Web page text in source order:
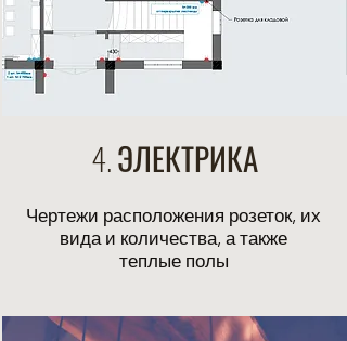
4. ЭЛЕКТРИКА
Чертежи расположения розеток, их
вида и количества, а также
теплые полы